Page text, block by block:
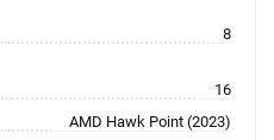
8
16
AMD Hawk Point (2023)